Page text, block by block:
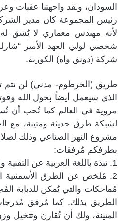
السودان، ولقد واجهتنا عقبات
رئيس المجموعة كان مدير الشركة
لأنه مهندس معماري لا يُشق له
شخصي لولي العهد الأمير
شركة (دونق واه) الكورية.
طريق (الخرطوم- مدني) لن تتم
الذي سيعمل أيضاً بحول الله
مروية في العالم كما تُحب أن
لشبكة طرق حديثة ومتينة، مع
مشروع النهر الصناعي وذلك
بطرفكم مُرفقات:
1. نبذة باللغة العربية عن التقنية واستخداماتها المُتعددة.
2. مُلخص عن الطرق الأسمنتية
الطريق بذلك. كما مُرفق
المتينة، ولك أن تُقارن وتتخيل